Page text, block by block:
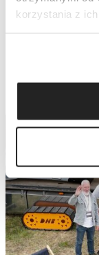
korzystania z ich
BAZA